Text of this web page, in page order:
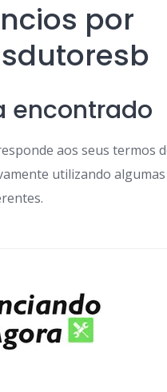
por
encontrado
aos seus termos
utilizando